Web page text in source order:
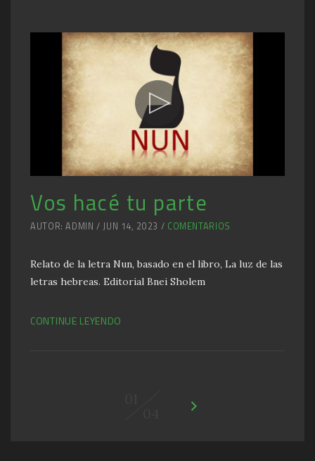
Vos hacé tu parte
AUTOR: ADMIN / JUN 14, 2023 / COMENTARIOS
Relato de la letra Nun, basado en el libro, La luz de las
letras hebreas. Editorial Bnei Sholem
CONTINUE LEYENDO